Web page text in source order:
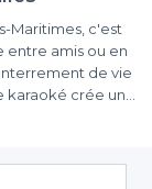
Maritimes, c'est
entre amis ou en
de vie
crée une
le bon lieu est